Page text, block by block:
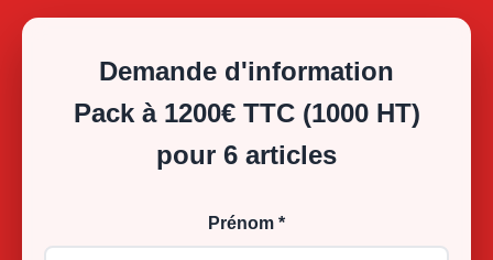
Demande d'information
Pack à 1200€ TTC (1000 HT)
pour 6 articles
Prénom *